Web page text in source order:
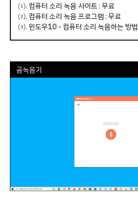
⑴. 컴퓨터 소리 녹음 사이트: 무료
⑵. 컴퓨터 소리 녹음 프로그램: 무료
⑶.윈도우10 - 컴퓨터 소리 녹음하는 방법
곰녹음기